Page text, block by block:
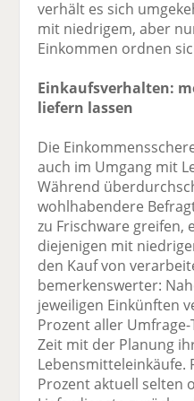
verhält es sich
mit niedrigem, aber
Einkommen ordnen
Einkaufsverhalten:
liefern lassen
Die
auch im Umgang mit
Während
wohlhabendere
zu Frischware greifen,
diejenigen mit
den Kauf von
bemerkenswerter:
jeweiligen Einkünften
Prozent aller
Zeit mit der Planung
Lebensmitteleinkäufe.
Prozent aktuell selten